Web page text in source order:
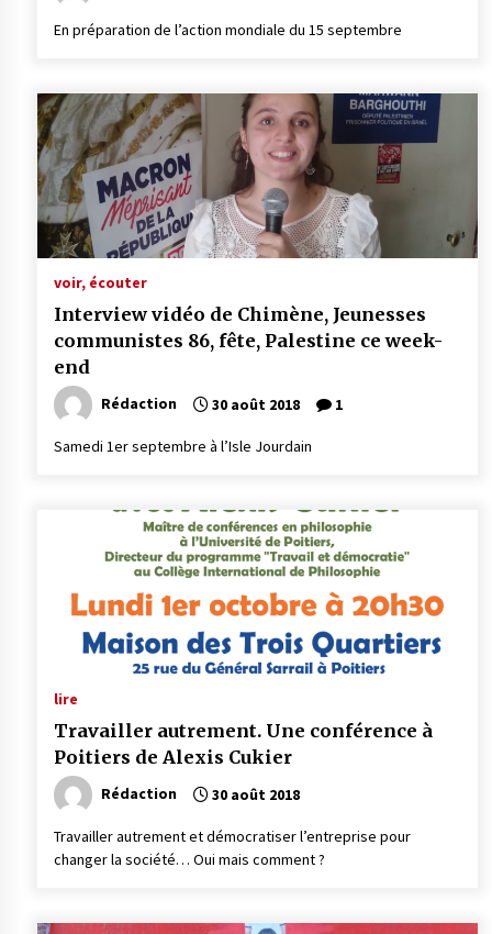
En préparation de l’action mondiale du 15 septembre
voir, écouter
Interview vidéo de Chimène, Jeunesses
communistes 86, fête, Palestine ce week-
end
Rédaction 30 août 2018 1
Samedi 1er septembre à l’Isle Jourdain
lire
Travailler autrement. Une conférence à
Poitiers de Alexis Cukier
Rédaction 30 août 2018
Travailler autrement et démocratiser l’entreprise pour
changer la société… Oui mais comment ?